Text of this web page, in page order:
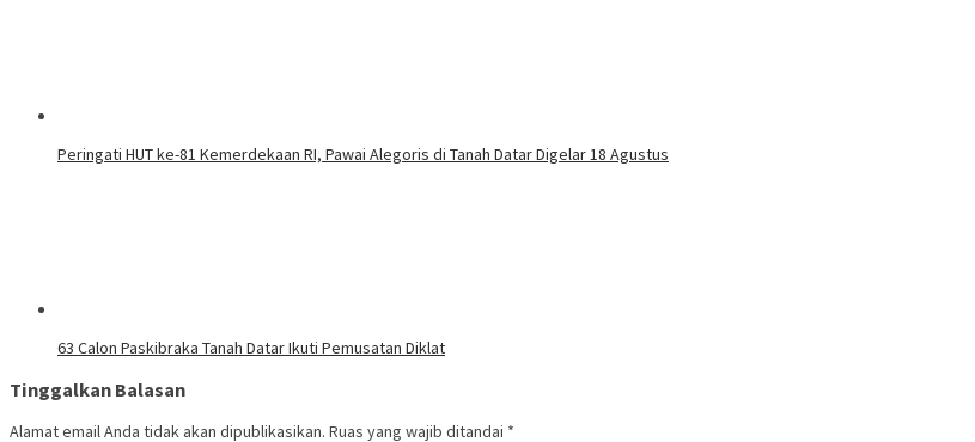
Peringati HUT ke-81 Kemerdekaan RI, Pawai Alegoris di Tanah Datar Digelar 18 Agustus
63 Calon Paskibraka Tanah Datar Ikuti Pemusatan Diklat
Tinggalkan Balasan
Alamat email Anda tidak akan dipublikasikan. Ruas yang wajib ditandai *